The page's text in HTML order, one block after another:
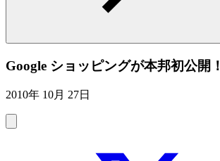
Google ショッピングが本邦初公開！
2010年 10月 27日